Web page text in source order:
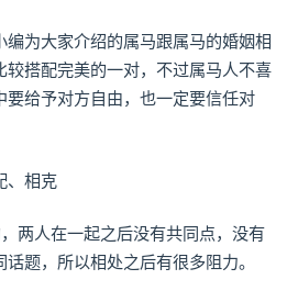
为大家介绍的属马跟属马的婚姻相
搭配完美的一对，不过属马人不喜
给予对方自由，也一定要信任对
、相克
两人在一起之后没有共同点，没有
题，所以相处之后有很多阻力。